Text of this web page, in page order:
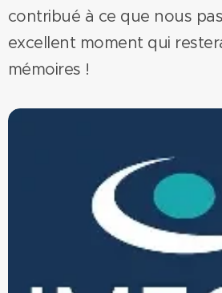
contribué à ce que nous
excellent moment qui
mémoires !